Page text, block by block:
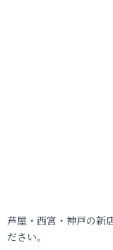
芦屋・西宮・神戸の新
ださい。